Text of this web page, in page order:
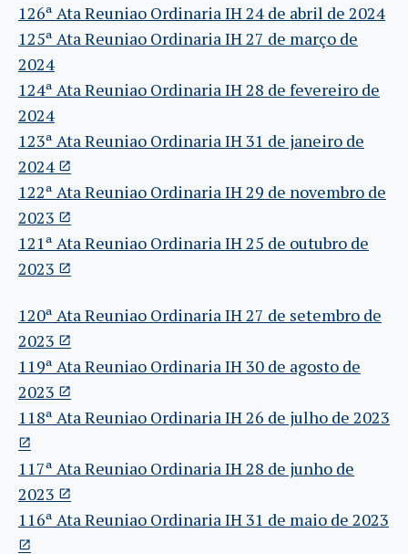
126ª Ata Reuniao Ordinaria IH 24 de abril de 2024
125ª Ata Reuniao Ordinaria IH 27 de março de
2024
124ª Ata Reuniao Ordinaria IH 28 de fevereiro de
2024
123ª Ata Reuniao Ordinaria IH 31 de janeiro de
2024
122ª Ata Reuniao Ordinaria IH 29 de novembro de
2023
121ª Ata Reuniao Ordinaria IH 25 de outubro de
2023
120ª Ata Reuniao Ordinaria IH 27 de setembro de
2023
119ª Ata Reuniao Ordinaria IH 30 de agosto de
2023
118ª Ata Reuniao Ordinaria IH 26 de julho de 2023
117ª Ata Reuniao Ordinaria IH 28 de junho de
2023
116ª Ata Reuniao Ordinaria IH 31 de maio de 2023